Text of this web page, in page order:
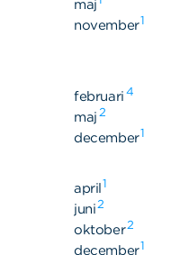
maj
november1
februari 4
maj 2
december1
april1
juni2
oktober2
december1